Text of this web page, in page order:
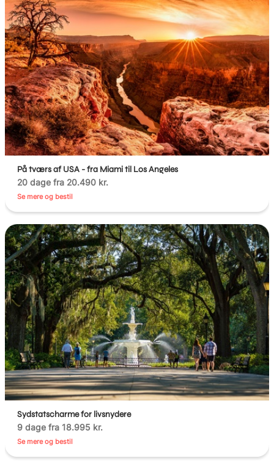
På tværs af USA - fra Miami til Los Angeles
20 dage fra 20.490 kr.
Se mere og bestil
Sydstatscharme for livsnydere
9 dage fra 18.995 kr.
Se mere og bestil